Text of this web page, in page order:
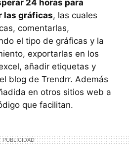
24 horas para
las gráficas, las cuales
comentarlas,
el tipo de gráficas y la
exportarlas en los
añadir etiquetas y
blog de Trendrr. Además
en otros sitios web a
que facilitan.